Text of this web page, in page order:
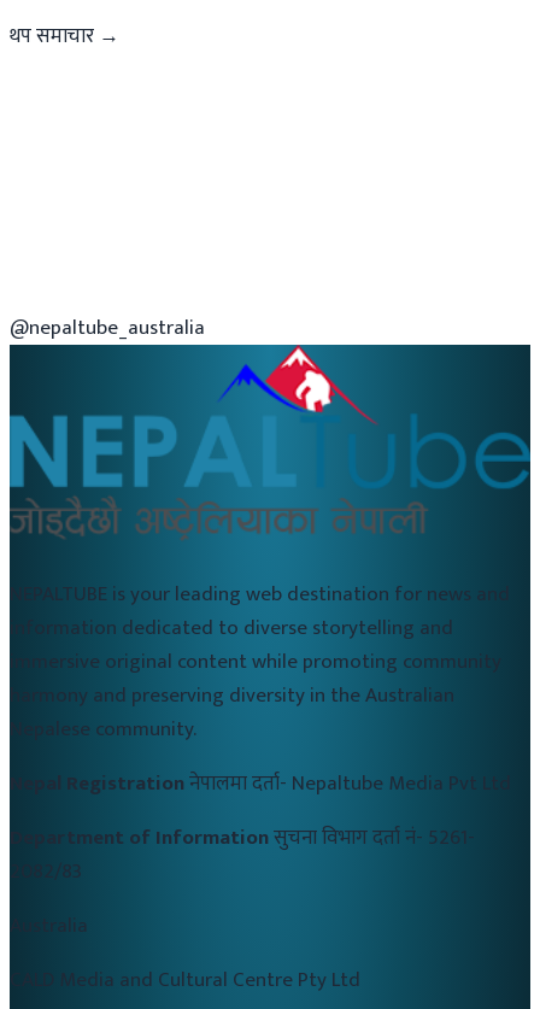
थप समाचार →
@nepaltube_australia
NEPALTUBE is your leading web destination for news and
information dedicated to diverse storytelling and
immersive original content while promoting community
harmony and preserving diversity in the Australian
Nepalese community.
Nepal Registrationनेपालमा दर्ता- Nepaltube Media Pvt Ltd
Department of Informationसुचना विभाग दर्ता नं- 5261-
2082/83
Australia
CALD Media and Cultural Centre Pty Ltd